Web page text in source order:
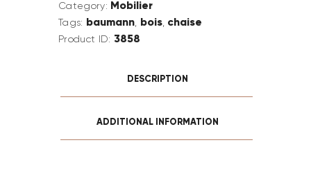
Category: Mobilier
Tags: baumann, bois, chaise
Product ID: 3858
DESCRIPTION
ADDITIONAL INFORMATION